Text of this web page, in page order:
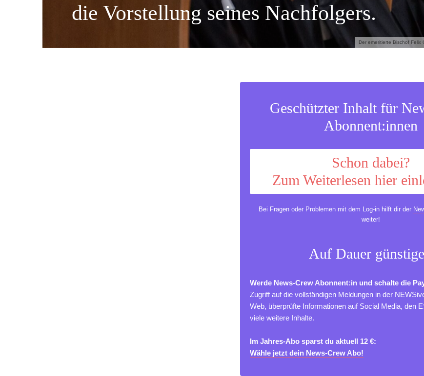
Der emeritierte Bischof
die Vorstellung seines Nachfolgers.
Geschützter Inhalt für
Abonnent:innen
Schon dabei?
Zum Weiterlesen hier
Bei Fragen oder Problemen mit dem Log-in hilft dir der
weiter!
Auf Dauer
Werde News-Crew Abonnent:in und schalte die
Zugriff auf die vollständigen Meldungen in der
Web, überprüfte Informationen auf Social Media, den
viele weitere Inhalte.
Im Jahres-Abo sparst du aktuell 12 €:
Wähle jetzt dein News-Crew Abo!